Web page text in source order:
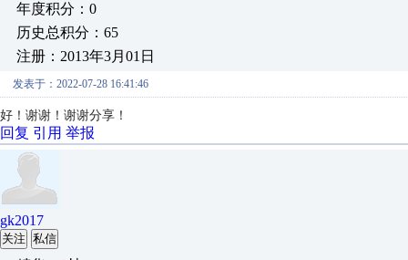
年度积分：0
历史总积分：65
注册：2013年3月01日
发表于：2022-07-28 16:41:46
好！谢谢！谢谢分享！
回复 引用 举报
gk2017
关注 私信